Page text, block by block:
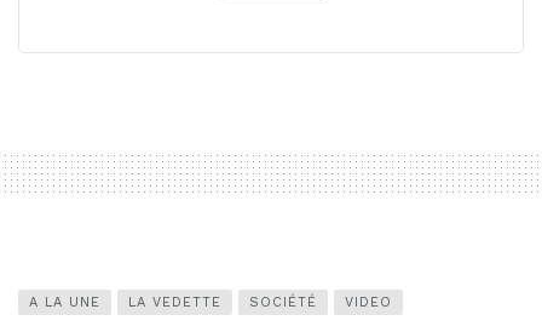
A LA UNE LA VEDETTE SOCIÉTÉ VIDEO